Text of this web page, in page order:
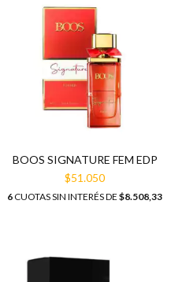
BOOS SIGNATURE FEM EDP
$51.050
6 CUOTAS SIN INTERÉS DE $8.508,33